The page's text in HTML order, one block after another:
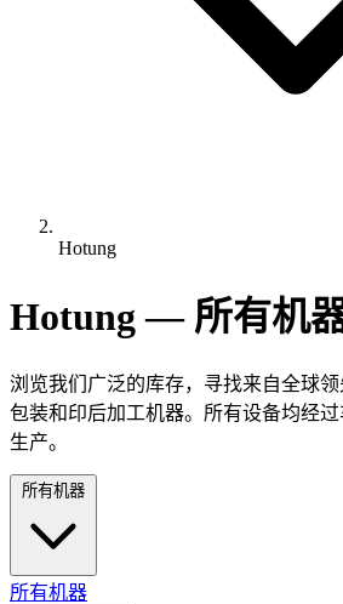
Hotung
Hotung — 所有机
浏览我们广泛的库存，寻找来自全球领
包装和印后加工机器。所有设备均经
生产。
所有机器
所有机器